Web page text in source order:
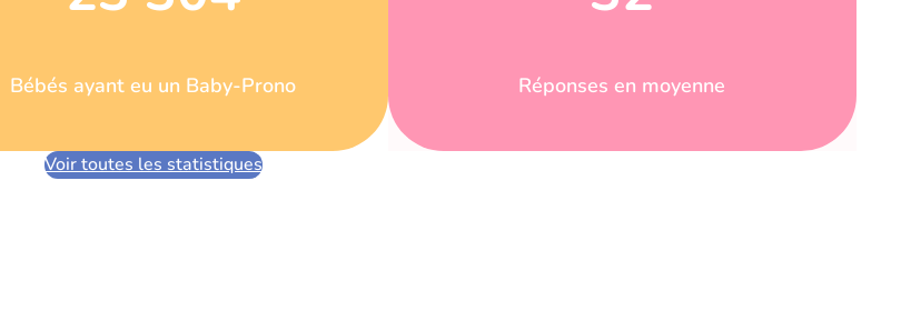
Bébés ayant eu un Baby-Prono Réponses en moyenne
Voir toutes les statistiques